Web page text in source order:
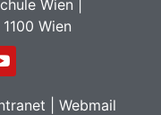
Wien |
Wien
Webmail